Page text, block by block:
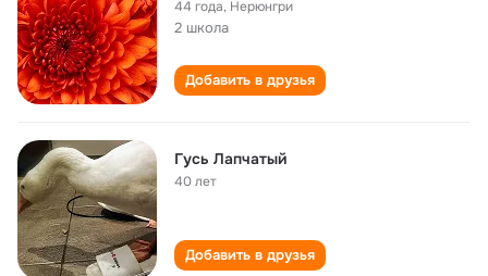
44 года, Нерюнгри
2 школа
Добавить в друзья
Гусь Лапчатый
40 лет
Добавить в друзья